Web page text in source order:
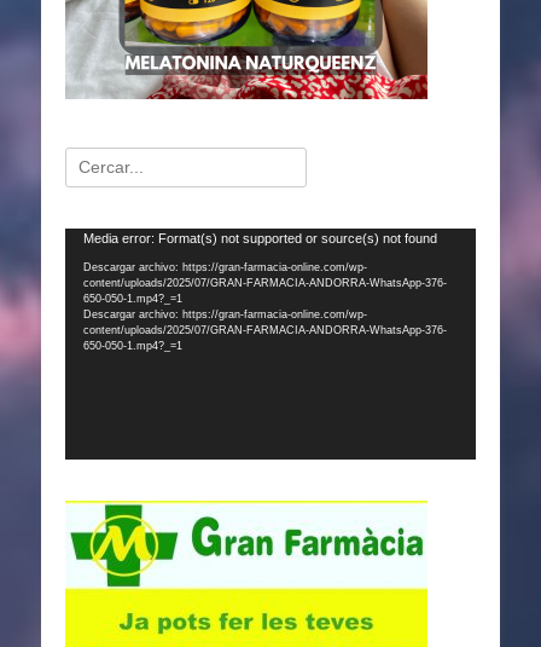
Buscar:
Reproductor
vídeo
Media error: Format(s) not supported or source(s) not found
Descargar archivo: https://gran-farmacia-online.com/wp-
content/uploads/2025/07/GRAN-FARMACIA-ANDORRA-WhatsApp-376-
650-050-1.mp4?_=1
Descargar archivo: https://gran-farmacia-online.com/wp-
content/uploads/2025/07/GRAN-FARMACIA-ANDORRA-WhatsApp-376-
650-050-1.mp4?_=1